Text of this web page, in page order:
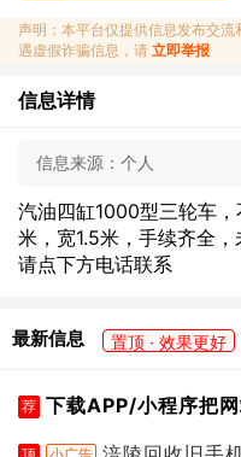
声明：本平台仅提供信息发布交
遇虚假诈骗信息，请 立即举报
信息详情
信息来源： 个人
汽油四缸1000型三轮车
米，宽1.5米，手续齐全
请点下方电话联系
最新信息 置顶 · 效果更好
荐 下载APP/小程序把网
顶 小广告